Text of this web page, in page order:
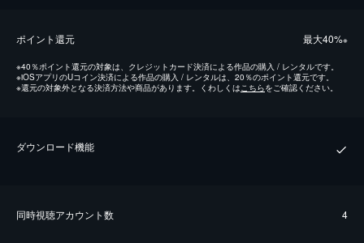
ポイント還元 最⼤40%※
※40％ポイント還元の対象は、クレジットカード決済による作品の購入 / レンタルです。
※iOSアプリのUコイン決済による作品の購入 / レンタルは、20％のポイント還元です。
※還元の対象外となる決済方法や商品があります。くわしくはこちらをご確認ください。
ダウンロード機能
同時視聴アカウント数 4